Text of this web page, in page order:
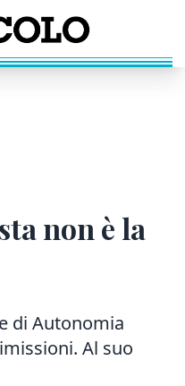
non è la
di Autonomia
Al suo